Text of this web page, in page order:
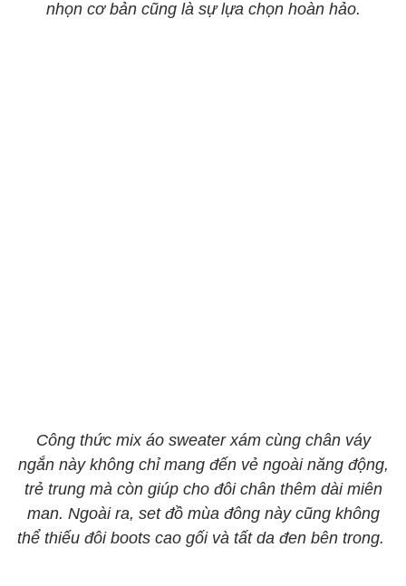
nhọn cơ bản cũng là sự lựa chọn hoàn hảo.
Công thức mix áo sweater xám cùng chân váy
ngắn này không chỉ mang đến vẻ ngoài năng động,
trẻ trung mà còn giúp cho đôi chân thêm dài miên
man. Ngoài ra, set đồ mùa đông này cũng không
thể thiếu đôi boots cao gối và tất da đen bên trong.